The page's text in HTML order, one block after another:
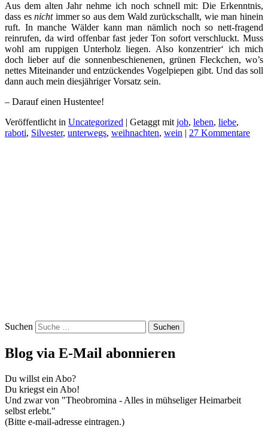
Aus dem alten Jahr nehme ich noch schnell mit: Die Erkenntnis,
dass esnichtimmer so aus dem Wald zurückschallt, wie man hinein
ruft. In manche Wälder kann man nämlich noch so nett-fragend
reinrufen, da wird offenbar fast jeder Ton sofort verschluckt. Muss
wohl am ruppigen Unterholz liegen. Also konzentrier‘ ich mich
doch lieber auf die sonnenbeschienenen, grünen Fleckchen, wo’s
nettes Miteinander und entzückendes Vogelpiepen gibt. Und das soll
dann auch mein diesjähriger Vorsatz sein.
– Darauf einen Hustentee!
Veröffentlicht in Uncategorized | Getaggt mit job, leben, liebe,
raboti, Silvester, unterwegs, weihnachten, wein | 27 Kommentare
Suchen
Blog via E-Mail abonnieren
Du willst ein Abo?
Du kriegst ein Abo!
Und zwar von "Theobromina - Alles in mühseliger Heimarbeit
selbst erlebt."
(Bitte e-mail-adresse eintragen.)